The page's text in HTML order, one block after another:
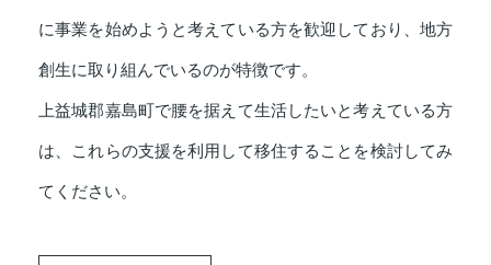
に事業を始めようと考えている方を歓迎しており、地方
創生に取り組んでいるのが特徴です。
上益城郡嘉島町で腰を据えて生活したいと考えている方
は、これらの支援を利用して移住することを検討してみ
てください。